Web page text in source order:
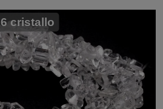
6 cristallo